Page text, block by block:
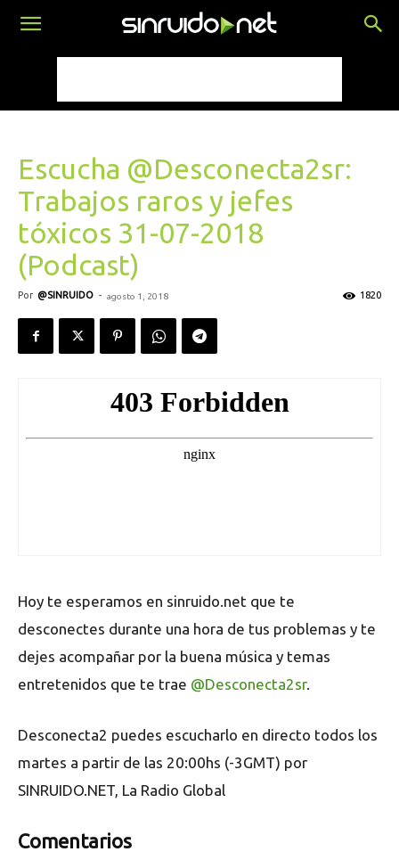
Escucha @Desconecta2sr:
Trabajos raros y jefes
tóxicos 31-07-2018
(Podcast)
Por @SINRUIDO - agosto 1, 2018 1820
Hoy te esperamos en sinruido.net que te
desconectes durante una hora de tus problemas y te
dejes acompañar por la buena música y temas
entretenidos que te trae @Desconecta2sr.
Desconecta2 puedes escucharlo en directo todos los
martes a partir de las 20:00hs (-3GMT) por
SINRUIDO.NET, La Radio Global
Comentarios